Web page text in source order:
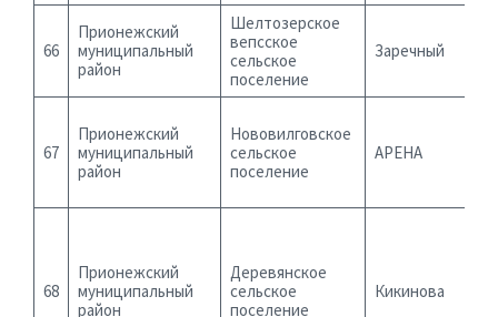
66
Прионежский
муниципальный
район
Шелтозерское
вепсское
сельское
поселение
Заречный
67
Прионежский
муниципальный
район
Нововилговское
сельское
поселение
АРЕНА
68
Прионежский
муниципальный
район
Деревянское
сельское
поселение
Кикинова